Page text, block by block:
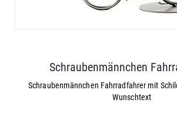
Schraubenmännchen
Schraubenmännchen Fahrradfahrer mit
Wunschtext